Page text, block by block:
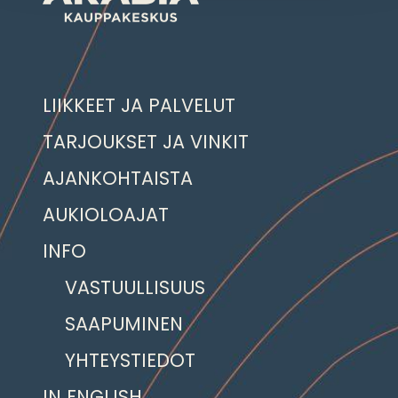
LIIKKEET JA PALVELUT
TARJOUKSET JA VINKIT
AJANKOHTAISTA
AUKIOLOAJAT
INFO
VASTUULLISUUS
SAAPUMINEN
YHTEYSTIEDOT